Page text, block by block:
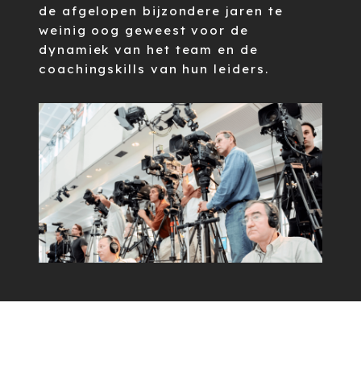
de afgelopen bijzondere jaren te
weinig oog geweest voor de
dynamiek van het team en de
coachingskills van hun leiders.